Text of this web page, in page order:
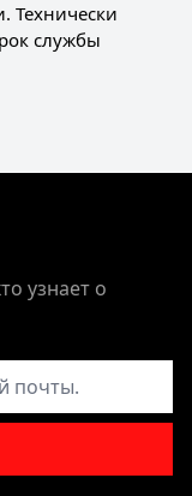
Технически
службы
узнает о